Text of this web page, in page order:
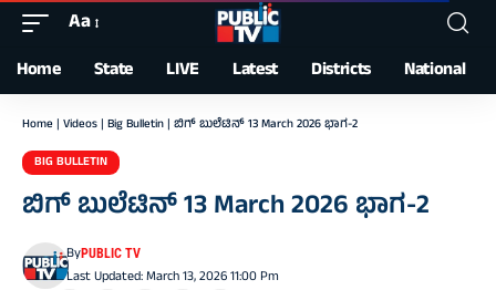
Font
Resizer
Aa
Home State LIVE Latest Districts National
Home | Videos | Big Bulletin | ಬಿಗ್‌ ಬುಲೆಟಿನ್‌ 13 March 2026 ಭಾಗ-2
BIG BULLETIN
ಬಿಗ್‌ ಬುಲೆಟಿನ್‌ 13 March 2026 ಭಾಗ-2
Last Updated: March 13, 2026 11:00 Pm
ByPUBLIC TV